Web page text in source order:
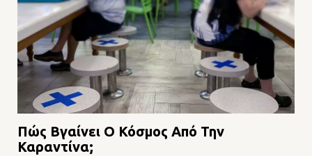
Πώς Βγαίνει Ο Κόσμος Από Την
Καραντίνα;